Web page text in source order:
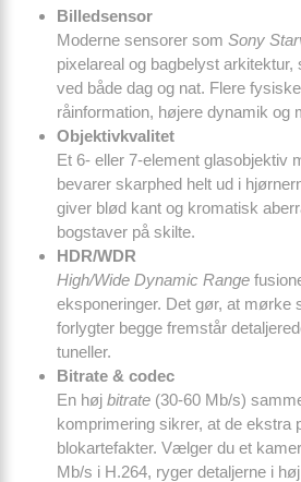
Billedsensor
Moderne sensorer som Sony
pixel­areal og bagbelyst
ved både dag og nat. Flere
råinformation, højere dynamik og
Objektivkvalitet
Et 6- eller 7-element glasobjektiv
bevarer skarphed helt ud i
giver blød kant og kromatisk
bogstaver på skilte.
HDR/WDR
High/Wide Dynamic Range
eksponeringer. Det gør, at mørke
forlygter begge fremstår
tuneller.
Bitrate & codec
En høj bitrate (30-60 Mb/s)
komprimering sikrer, at de ekstra
blokartefakter. Vælger du et
Mb/s i H.264, ryger detaljerne i